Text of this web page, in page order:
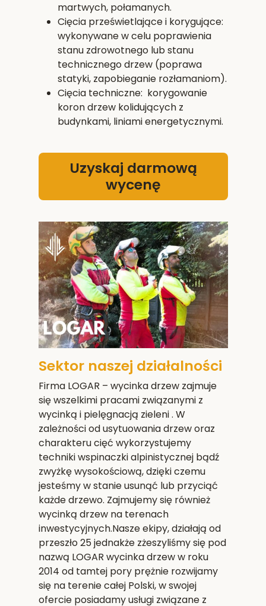
martwych, połamanych.
Cięcia prześwietlające i korygujące:
wykonywane w celu poprawienia
stanu zdrowotnego lub stanu
technicznego drzew (poprawa
statyki, zapobieganie rozłamaniom).
Cięcia techniczne: korygowanie
koron drzew kolidujących z
budynkami, liniami energetycznymi.
Uzyskaj darmową
wycenę
Sektor naszej działalności
Firma LOGAR – wycinka drzew zajmuje
się wszelkimi pracami związanymi z
wycinką i pielęgnacją zieleni . W
zależności od usytuowania drzew oraz
charakteru cięć wykorzystujemy
techniki wspinaczki alpinistycznej bądź
zwyżkę wysokościową, dzięki czemu
jesteśmy w stanie usunąć lub przyciąć
każde drzewo. Zajmujemy się również
wycinką drzew na terenach
inwestycyjnych.Nasze ekipy, działają od
przeszło 25 jednakże zżeszyliśmy się pod
nazwą LOGAR wycinka drzew w roku
2014 od tamtej pory prężnie rozwijamy
się na terenie całej Polski, w swojej
ofercie posiadamy usługi związane z